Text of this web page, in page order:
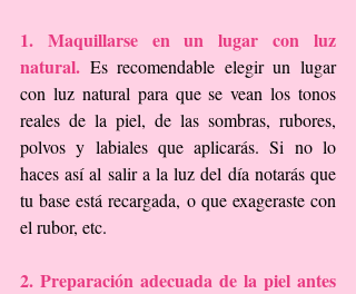
1. Maquillarse en un lugar con luz
natural. Es recomendable elegir un lugar
con luz natural para que se vean los tonos
reales de la piel, de las sombras, rubores,
polvos y labiales que aplicarás. Si no lo
haces así al salir a la luz del día notarás que
tu base está recargada, o que exageraste con
el rubor, etc.
2. Preparación adecuada de la piel antes